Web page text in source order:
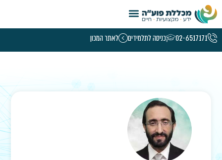
02-6517171 כניסה לתלמידים לאתר המכון